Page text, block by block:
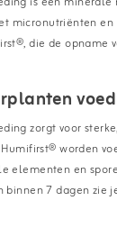
micronutriënten
die de opname
zorgt voor
worden
elementen en
binnen 7 dagen zie